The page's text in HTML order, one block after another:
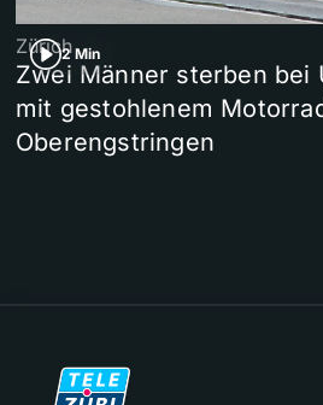
2 Min
Zürich
Zwei Männer sterben bei
mit gestohlenem
Oberengstringen